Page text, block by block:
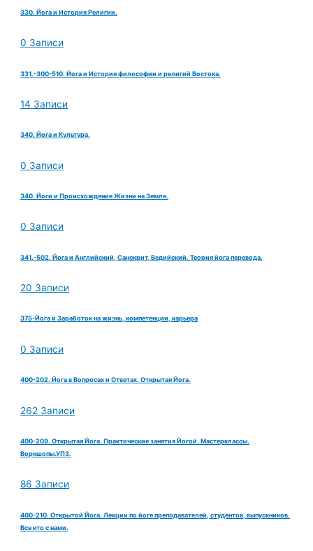
330. Йога и История Религии.
0 Записи
331.-300-510. Йога и История философии и религий Востока.
14 Записи
340. Йога и Культура.
0 Записи
340. Йоги и Происхождение Жизни на Земле.
0 Записи
341.-502. Йога и Английский, Санскрит, Ведийский. Теория йога перевода.
20 Записи
375-Йога и Заработок на жизнь, компетенции, карьера
0 Записи
400-202. Йога в Вопросах и Ответах. Открытая Йога.
262 Записи
400-209. Открытая Йога. Практические занятия Йогой. Мастерклассы.
Воркшопы.УПЗ.
86 Записи
400-210. Открытой Йога. Лекции по йоге преподавателей, студентов, выпускников.
Все кто с нами.